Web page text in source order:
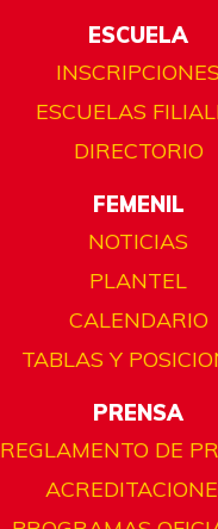
ESCUELA
INSCRIPCIONES
ESCUELAS
DIRECTORIO
FEMENIL
NOTICIAS
PLANTEL
CALENDARIO
TABLAS Y
PRENSA
REGLAMENTO DE